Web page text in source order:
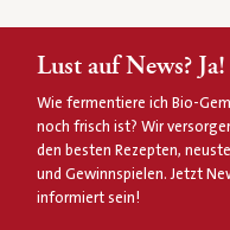
Lust auf News?
Wie fermentiere ich Bio-
noch frisch ist? Wir
den besten Rezepten,
und Gewinnspielen. Jetzt
informiert sein!